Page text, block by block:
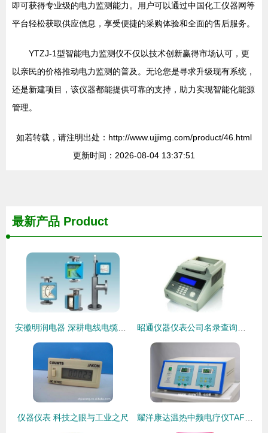
即可获得专业级的电力监测能力。用户可以通过中国化工仪器网等
平台轻松获取供应信息，享受便捷的采购体验和全面的售后服务。
YTZJ-1型智能电力监测仪不仅以技术创新赢得市场认可，更
以亲民的价格推动电力监测的普及。无论您是寻求升级现有系统，
还是新建项目，该仪器都能提供可靠的支持，助力实现智能化能源
管理。
如若转载，请注明出处：http://www.ujjimg.com/product/46.html
更新时间：2026-08-04 13:37:51
最新产品 Product
仪器仪表 科技之眼与工业之尺